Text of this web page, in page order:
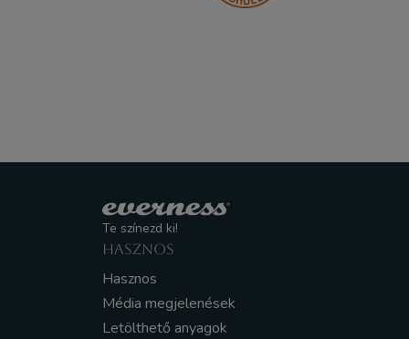
Te színezd ki!
HASZNOS
Hasznos
Média megjelenések
Letölthető anyagok